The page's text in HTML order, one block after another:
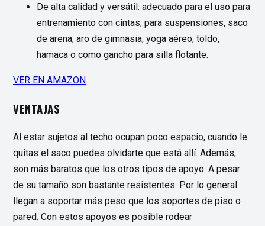
De alta calidad y versátil: adecuado para el uso para
entrenamiento con cintas, para suspensiones, saco
de arena, aro de gimnasia, yoga aéreo, toldo,
hamaca o como gancho para silla flotante.
VER EN AMAZON
VENTAJAS
Al estar sujetos al techo ocupan poco espacio, cuando le
quitas el saco puedes olvidarte que está allí. Además,
son más baratos que los otros tipos de apoyo. A pesar
de su tamaño son bastante resistentes. Por lo general
llegan a soportar más peso que los soportes de piso o
pared. Con estos apoyos es posible rodear